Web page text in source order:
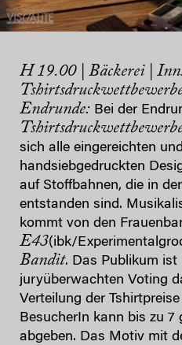
H 19.00 | Bäckerei |
Endrunde: Bei der
sich alle eingereichten
handsiebgedruckten
auf Stoffbahnen, die in
entstanden sind.
kommt von den
E43(ibk/
Bandit. Das Publikum ist
juryüberwachten Voting
Verteilung der
BesucherIn kann bis zu 7
abgeben. Das Motiv mit